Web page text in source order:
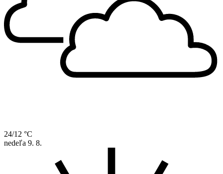
24/12 °C
nedeľa 9. 8.